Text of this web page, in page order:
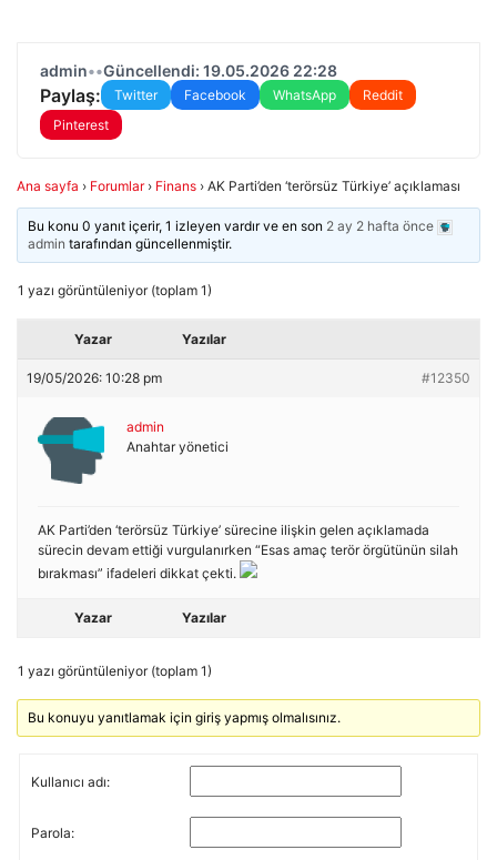
admin••Güncellendi: 19.05.2026 22:28
Paylaş: Twitter Facebook WhatsApp
Reddit
Pinterest
Ana sayfa › Forumlar › Finans › AK Parti’den ‘terörsüz Türkiye’ açıklaması
Bu konu 0 yanıt içerir, 1 izleyen vardır ve en son 2 ay 2 hafta önce
admin tarafından güncellenmiştir.
1 yazı görüntüleniyor (toplam 1)
Yazar Yazılar
19/05/2026: 10:28 pm #12350
admin
Anahtar yönetici
AK Parti’den ‘terörsüz Türkiye’ sürecine ilişkin gelen açıklamada
sürecin devam ettiği vurgulanırken “Esas amaç terör örgütünün silah
bırakması” ifadeleri dikkat çekti.
Yazar Yazılar
1 yazı görüntüleniyor (toplam 1)
Bu konuyu yanıtlamak için giriş yapmış olmalısınız.
Kullanıcı adı:
Parola: